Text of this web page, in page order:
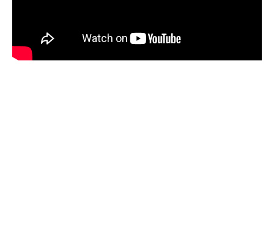
skulle tilsi